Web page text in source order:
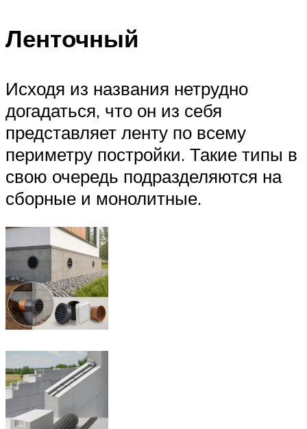
Ленточный
Исходя из названия нетрудно
догадаться, что он из себя
представляет ленту по всему
периметру постройки. Такие типы в
свою очередь подразделяются на
сборные и монолитные.